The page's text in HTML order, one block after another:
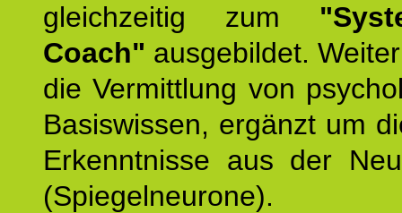
gleichzeitig zum
Coach" ausgebildet.
die Vermittlung von
Basiswissen, ergänzt um
Erkenntnisse aus der
(Spiegelneurone).